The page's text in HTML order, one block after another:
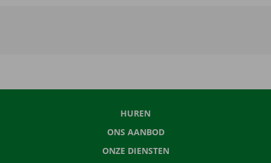
HUREN
ONS AANBOD
ONZE DIENSTEN